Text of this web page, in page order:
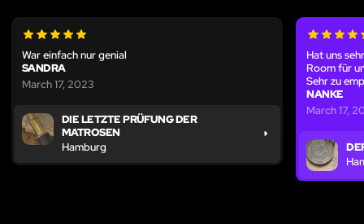
War einfach nur genial
SANDRA
March 17, 2023
DIE LETZTE PRÜFUNG DER
MATROSEN
Hamburg
Hat uns
Room für
Sehr zu
NANKE
March 17,